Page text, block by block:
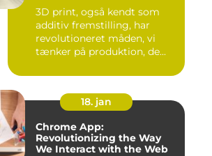
3D print, også kendt som
additiv fremstilling, har
revolutioneret måden, vi
tænker på produktion, de...
18. jan
Chrome App:
Revolutionizing the Way
We Interact with the Web